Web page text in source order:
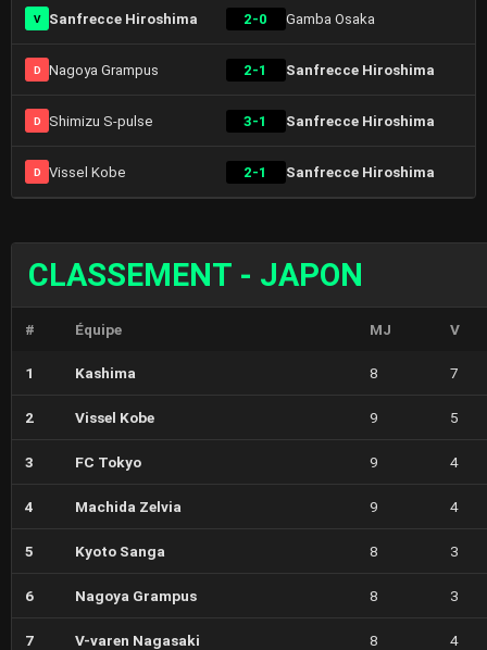
V Sanfrecce Hiroshima 2-0 Gamba Osaka
D Nagoya Grampus 2-1 Sanfrecce Hiroshima
D Shimizu S-pulse 3-1 Sanfrecce Hiroshima
D Vissel Kobe 2-1 Sanfrecce Hiroshima
CLASSEMENT - JAPON
# Équipe MJ V
1 Kashima 8 7
2 Vissel Kobe 9 5
3 FC Tokyo 9 4
4 Machida Zelvia 9 4
5 Kyoto Sanga 8 3
6 Nagoya Grampus 8 3
7 V-varen Nagasaki 8 4